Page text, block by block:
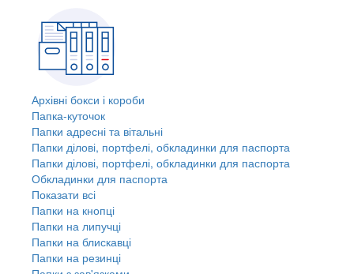
Архівні бокси і короби
Папка-куточок
Папки адресні та вітальні
Папки ділові, портфелі, обкладинки для паспорта
Папки ділові, портфелі, обкладинки для паспорта
Обкладинки для паспорта
Показати всі
Папки на кнопці
Папки на липучці
Папки на блискавці
Папки на резинці